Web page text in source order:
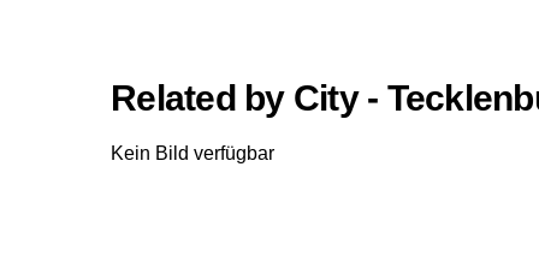
Related by City -
Kein Bild verfügbar